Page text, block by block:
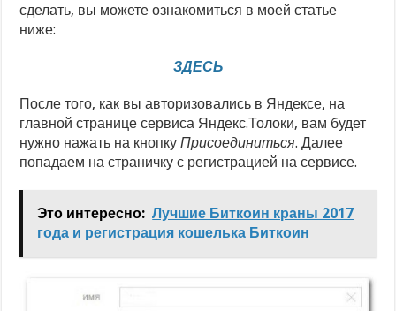
сделать, вы можете ознакомиться в моей статье
ниже:
ЗДЕСЬ
После того, как вы авторизовались в Яндексе, на
главной странице сервиса Яндекс.Толоки, вам будет
нужно нажать на кнопкуПрисоединиться. Далее
попадаем на страничку с регистрацией на сервисе.
Это интересно: Лучшие Биткоин краны 2017
года и регистрация кошелька Биткоин